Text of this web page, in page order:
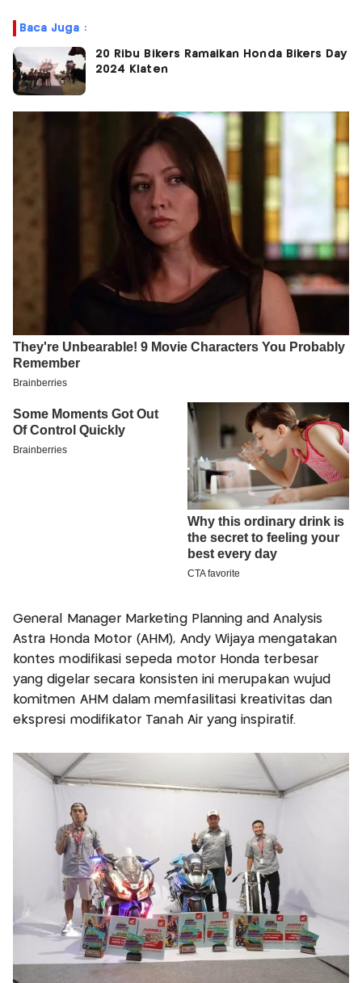
Baca Juga :
20 Ribu Bikers Ramaikan Honda Bikers Day
2024 Klaten
General Manager Marketing Planning and Analysis
Astra Honda Motor (AHM), Andy Wijaya mengatakan
kontes modifikasi sepeda motor Honda terbesar
yang digelar secara konsisten ini merupakan wujud
komitmen AHM dalam memfasilitasi kreativitas dan
ekspresi modifikator Tanah Air yang inspiratif.